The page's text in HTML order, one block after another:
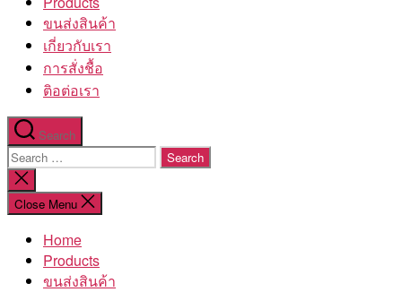
ขนส่งสินค้า
เกี่ยวกับเรา
การสั่งชื้อ
ติอต่อเรา
Search
Search
for:
Close
search
Close Menu
Home
Products
ขนส่งสินค้า